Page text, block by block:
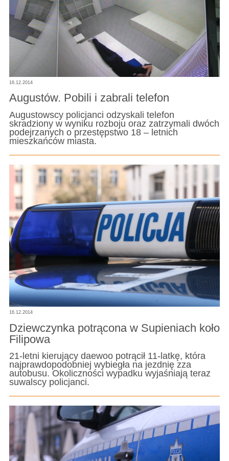
16.12.2014
Augustów. Pobili i zabrali telefon
Augustowscy policjanci odzyskali telefon
skradziony w wyniku rozboju oraz zatrzymali dwóch
podejrzanych o przestępstwo 18 – letnich
mieszkańców miasta.
16.12.2014
Dziewczynka potrącona w Supieniach koło
Filipowa
21-letni kierujący daewoo potrącił 11-latkę, która
najprawdopodobniej wybiegła na jezdnię zza
autobusu. Okoliczności wypadku wyjaśniają teraz
suwalscy policjanci.